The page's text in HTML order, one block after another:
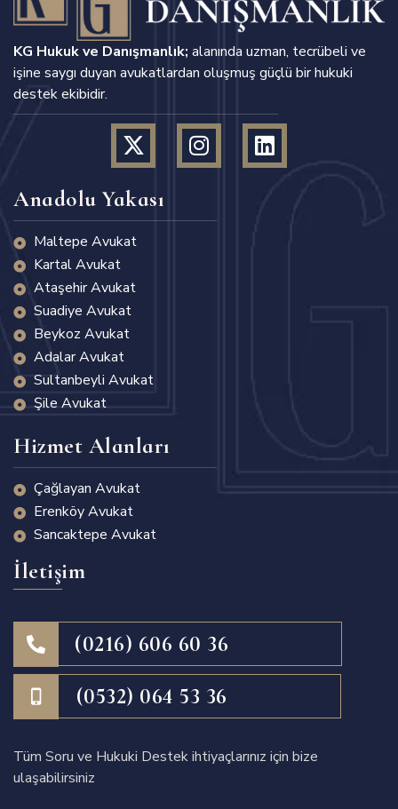
KG Hukuk ve Danışmanlık; alanında uzman, tecrübeli ve
işine saygı duyan avukatlardan oluşmuş güçlü bir hukuki
destek ekibidir.
Anadolu Yakası
Maltepe Avukat
Kartal Avukat
Ataşehir Avukat
Suadiye Avukat
Beykoz Avukat
Adalar Avukat
Sultanbeyli Avukat
Şile Avukat
Hizmet Alanları
Çağlayan Avukat
Erenköy Avukat
Sancaktepe Avukat
İletişim
(0216) 606 60 36
(0532) 064 53 36
Tüm Soru ve Hukuki Destek ihtiyaçlarınız için bize
ulaşabilirsiniz